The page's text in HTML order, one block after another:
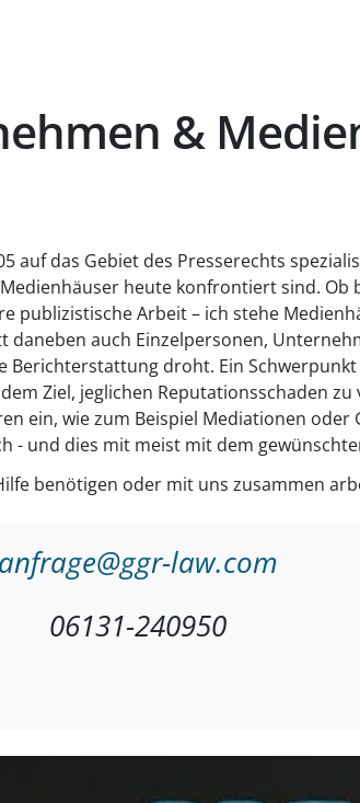
&
auf das Gebiet des Presserechts
heute konfrontiert sind. Ob
Arbeit – ich stehe
auch Einzelpersonen,
Berichterstattung droht. Ein
Ziel, jeglichen Reputationsschaden
ein, wie zum Beispiel Mediationen
- und dies mit meist mit dem
benötigen oder mit uns zusammen
anfrage@ggr-law.com
06131-240950